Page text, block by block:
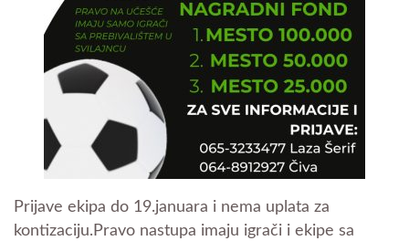
Prijave ekipa do 19.januara i nema uplata za
kontizaciju.Pravo nastupa imaju igrači i ekipe sa